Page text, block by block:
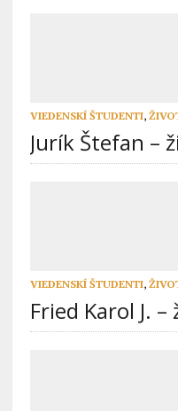
VIEDENSKÍ ŠTUDENTI,
Jurík Štefan –
VIEDENSKÍ ŠTUDENTI,
Fried Karol J.